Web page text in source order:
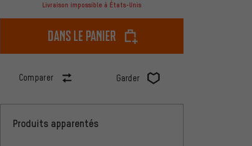
Livraison impossible à États-Unis
dans le panier
Comparer Garder
Produits apparentés